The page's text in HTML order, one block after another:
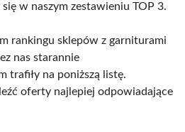
w naszym zestawieniu TOP 3.
rankingu sklepów z garniturami
nas starannie
trafiły na poniższą listę.
oferty najlepiej odpowiadające